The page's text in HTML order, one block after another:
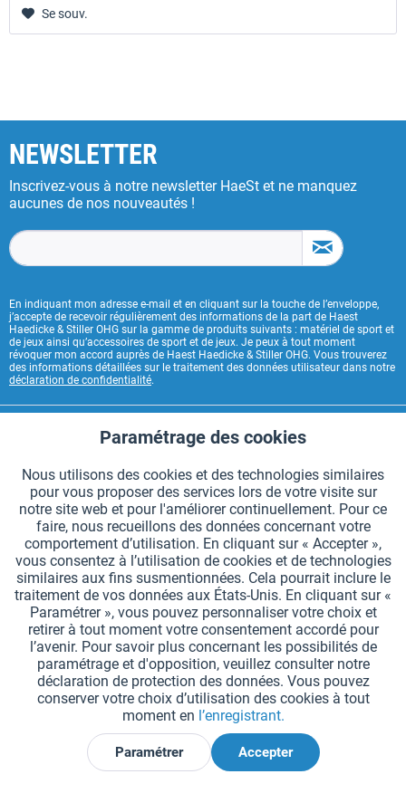
Se souv.
NEWSLETTER
Inscrivez-vous à notre newsletter HaeSt et ne manquez
aucunes de nos nouveautés !
En indiquant mon adresse e-mail et en cliquant sur la touche de l’enveloppe,
j’accepte de recevoir régulièrement des informations de la part de Haest
Haedicke & Stiller OHG sur la gamme de produits suivants : matériel de sport et
de jeux ainsi qu’accessoires de sport et de jeux. Je peux à tout moment
révoquer mon accord auprès de Haest Haedicke & Stiller OHG. Vous trouverez
des informations détaillées sur le traitement des données utilisateur dans notre
déclaration de confidentialité.
INFORMATIONS GÉNÉRALES
MODES DE PAIEMENT
*Tous les prix comprennent la TVA et sont indiqués horsfrais de port.
Paramètres des cookies Demander le catalogue
Gravures laser sur des témoins Newsletter Qui sommes nous ?
Aide et support Contact Livraison et paiement
Retour & remboursement Droit de rétractation
Protection des données CGV Mentions légales
Déclarer la rétractation
Fonctionnels Aktiv
Suivi Aktiv
Paramétrage des cookies
Nous utilisons des cookies et des technologies similaires
pour vous proposer des services lors de votre visite sur
notre site web et pour l'améliorer continuellement. Pour ce
faire, nous recueillons des données concernant votre
comportement d’utilisation. En cliquant sur « Accepter »,
vous consentez à l’utilisation de cookies et de technologies
similaires aux fins susmentionnées. Cela pourrait inclure le
traitement de vos données aux États-Unis. En cliquant sur «
Paramétrer », vous pouvez personnaliser votre choix et
retirer à tout moment votre consentement accordé pour
l’avenir. Pour savoir plus concernant les possibilités de
paramétrage et d'opposition, veuillez consulter notre
déclaration de protection des données. Vous pouvez
conserver votre choix d’utilisation des cookies à tout
moment en l’enregistrant.
Paramétrer Accepter